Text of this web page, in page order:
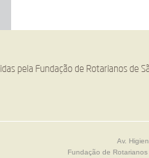
Av.
Fundação de